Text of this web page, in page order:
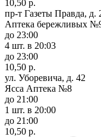
10,50 р.
пр-т Газеты Правда, д.
Аптека бережливых
до 23:00
4 шт. в 20:03
до 23:00
10,50 р.
ул. Уборевича, д. 42
Ясса Аптека №8
до 21:00
1 шт. в 20:00
до 21:00
10,50 р.